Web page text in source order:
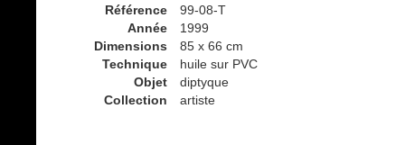
Référence
99-08-T
Année
1999
Dimensions
85 x 66 cm
Technique
huile sur PVC
Objet
diptyque
Collection
artiste